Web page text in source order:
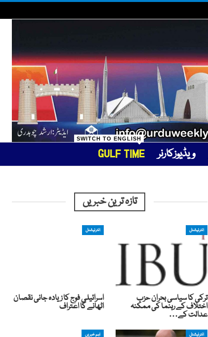
ویڈیوزکارنر GULF TIME
SWITCH TO ENGLISH
تازہ ترین خبریں
انٹرنیشنل
ترکی کا سیاسی بحران حزب
اختلاف کے رہنما کی ممکنہ
عدالت کے…
انٹرنیشنل
اسرائیلی فوج کا زیادہ جانی نقصان
اٹھانے کا اعتراف
انٹرنیشنل اہم خبریں